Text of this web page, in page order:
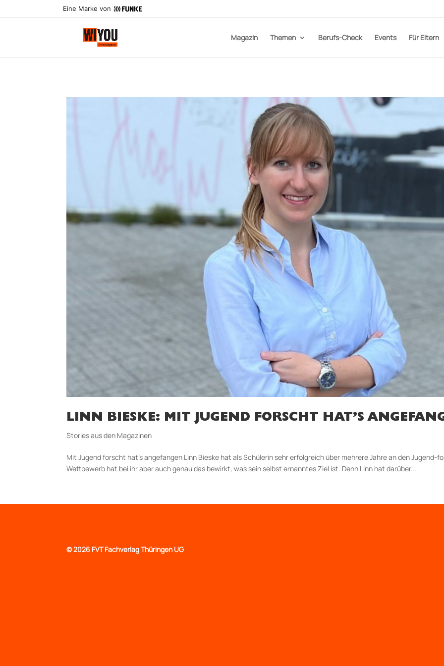
Eine Marke von
Magazin Themen Berufs-Check Events Für Eltern
LINN BIESKE: MIT JUGEND FORSCHT HAT’S
Stories aus den Magazinen
Mit Jugend forscht hat’s angefangen Linn Bieske hat als Schülerin sehr erfolgreich über mehrere Jahre an den
Wettbewerb hat bei ihr aber auch genau das bewirkt, was sein selbst ernanntes Ziel ist. Denn Linn hat darüber...
©2026 FVT Fachverlag Thüringen UG